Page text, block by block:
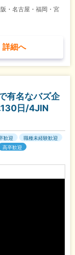
・名古屋・福岡・宮
詳細へ
有名なバズ企
日/4JIN
歓迎
職種未経験歓迎
高卒歓迎